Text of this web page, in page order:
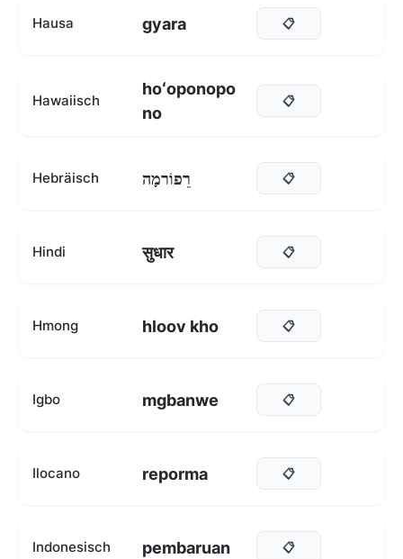
Hausa gyara 📋
Hawaiisch
hoʻoponopo
no
📋
Hebräisch רֵפוֹרמָה 📋
Hindi सुधार 📋
Hmong hloov kho 📋
Igbo mgbanwe 📋
Ilocano reporma 📋
Indonesisch pembaruan 📋